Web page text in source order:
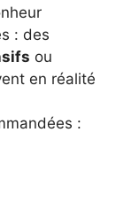
: des
ou
en réalité
: